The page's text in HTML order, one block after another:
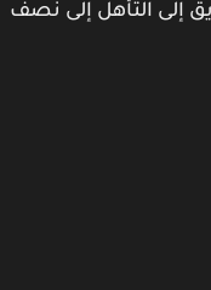
إلى التأهل إلى نصف